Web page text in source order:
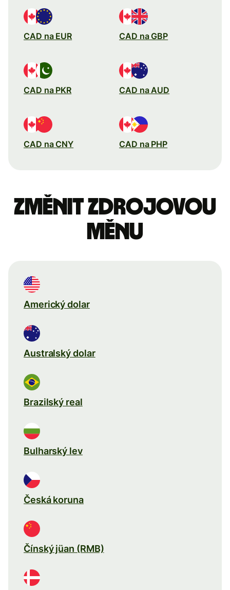
CAD na EUR CAD na GBP
CAD na PKR CAD na AUD
CAD na CNY CAD na PHP
Změnit zdrojovou
měnu
Americký dolar
Australský dolar
Brazilský real
Bulharský lev
Česká koruna
Čínský jüan (RMB)